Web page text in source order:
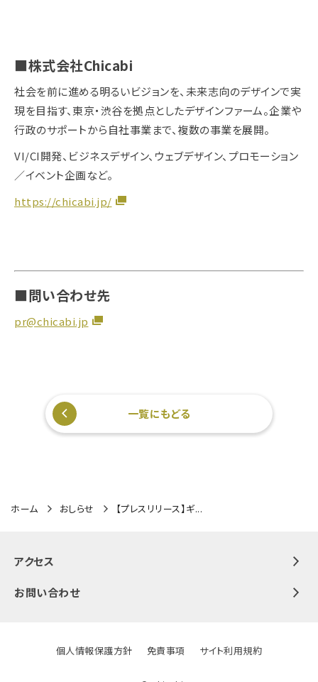
■株式会社Chicabi
社会を前に進める明るいビジョンを、未来志向のデザインで実
現を目指す、東京・渋谷を拠点としたデザインファーム。企業や
行政のサポートから自社事業まで、複数の事業を展開。
VI/CI開発、ビジネスデザイン、ウェブデザイン、プロモーション
／イベント企画など。
https://chicabi.jp/
■問い合わせ先
pr@chicabi.jp
一覧にもどる
ホーム おしらせ 【プレスリリース】ギ...
アクセス
お問い合わせ
個人情報保護方針 免責事項 サイト利用規約